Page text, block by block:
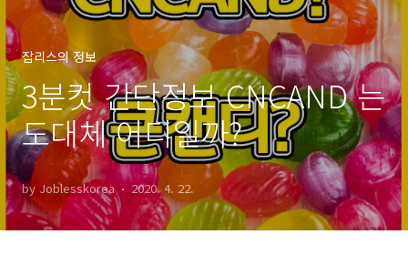
잡리스의 정보
3분컷 간단정보 CNCAND 는
도대체 어디일까?
by Joblesskorea 2020. 4. 22.